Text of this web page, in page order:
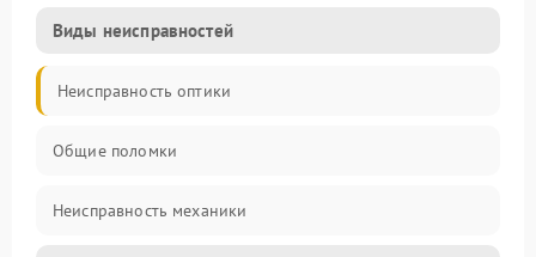
Виды неисправностей
Неисправность оптики
Общие поломки
Неисправность механики